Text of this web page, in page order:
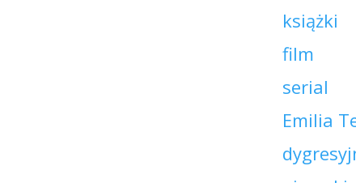
książki
film
serial
Emilia